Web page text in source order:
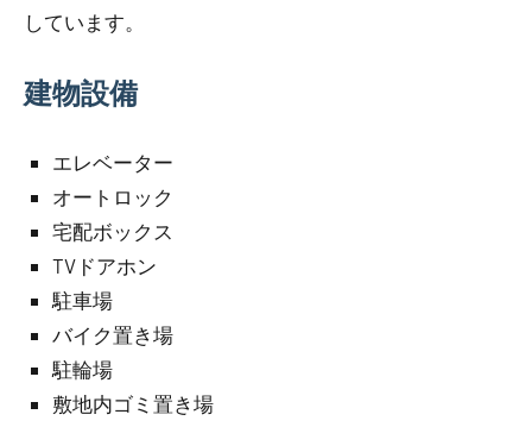
しています。
建物設備
エレベーター
オートロック
宅配ボックス
TVドアホン
駐車場
バイク置き場
駐輪場
敷地内ゴミ置き場